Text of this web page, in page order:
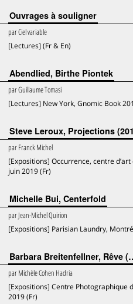
Ouvrages à souligner
parCiel variable
[Lectures] (Fr & En)
Abendlied, Birthe Piontek
parGuillaume Tomasi
[Lectures] New York, Gnomic Book
Steve Leroux, Projections
parFranck Michel
[Expositions] Occurrence, centre
juin 2019 (Fr)
Michelle Bui, Centerfold
parJean-Michel Quirion
[Expositions] Parisian Laundry,
Barbara Breitenfellner, Rêve
parMichèle Cohen Hadria
[Expositions] Centre Photographique
2019 (Fr)